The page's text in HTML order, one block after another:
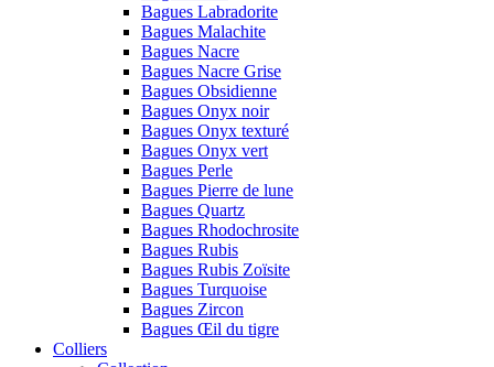
Bagues Labradorite
Bagues Malachite
Bagues Nacre
Bagues Nacre Grise
Bagues Obsidienne
Bagues Onyx noir
Bagues Onyx texturé
Bagues Onyx vert
Bagues Perle
Bagues Pierre de lune
Bagues Quartz
Bagues Rhodochrosite
Bagues Rubis
Bagues Rubis Zoïsite
Bagues Turquoise
Bagues Zircon
Bagues Œil du tigre
Colliers